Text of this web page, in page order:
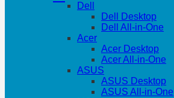
Dell
Dell Desktop
Dell All-in-One
Acer
Acer Desktop
Acer All-in-One
ASUS
ASUS Desktop
ASUS All-in-One